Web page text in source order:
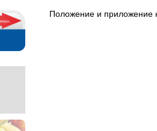
Положение и приложение